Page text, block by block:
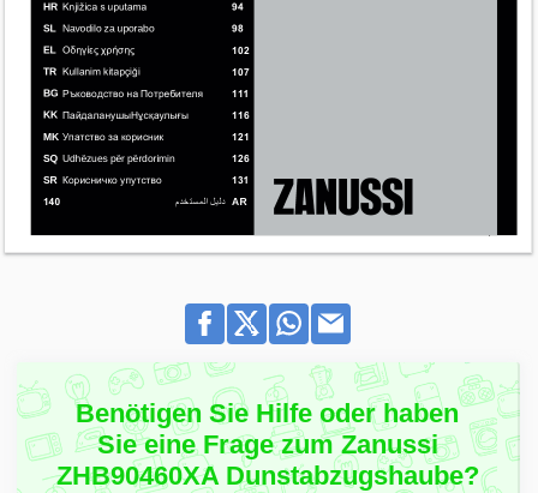
Benötigen Sie Hilfe oder haben
Sie eine Frage zum Zanussi
ZHB90460XA Dunstabzugshaube?